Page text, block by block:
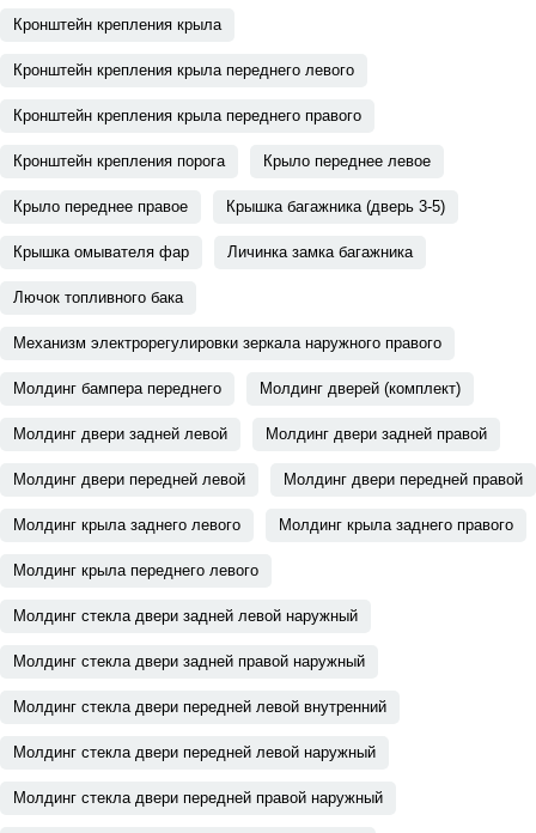
Кронштейн крепления крыла
Кронштейн крепления крыла переднего левого
Кронштейн крепления крыла переднего правого
Кронштейн крепления порога Крыло переднее левое
Крыло переднее правое Крышка багажника (дверь 3-5)
Крышка омывателя фар Личинка замка багажника
Лючок топливного бака
Механизм электрорегулировки зеркала наружного правого
Молдинг бампера переднего Молдинг дверей (комплект)
Молдинг двери задней левой Молдинг двери задней правой
Молдинг двери передней левой Молдинг двери передней правой
Молдинг крыла заднего левого Молдинг крыла заднего правого
Молдинг крыла переднего левого
Молдинг стекла двери задней левой наружный
Молдинг стекла двери задней правой наружный
Молдинг стекла двери передней левой внутренний
Молдинг стекла двери передней левой наружный
Молдинг стекла двери передней правой наружный